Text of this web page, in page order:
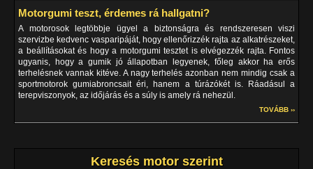
Motorgumi teszt, érdemes rá hallgatni?
A motorosok legtöbbje ügyel a biztonságra és rendszeresen viszi
szervizbe kedvenc vasparipáját, hogy ellenőrizzék rajta az alkatrészeket,
a beállításokat és hogy a motorgumi tesztet is elvégezzék rajta. Fontos
ugyanis, hogy a gumik jó állapotban legyenek, főleg akkor ha erős
terhelésnek vannak kitéve. A nagy terhelés azonban nem mindig csak a
sportmotorok gumiabroncsait éri, hanem a túrázókét is. Ráadásul a
terepviszonyok, az időjárás és a súly is amely rá nehezül.
TOVÁBB ››
Keresés motor szerint